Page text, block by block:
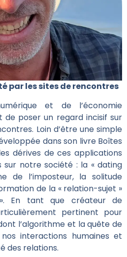
par les sites de rencontres
et de l’économie
poser un regard incisif sur
Loin d’être une simple
dans son livre Boîtes
dérives de ces applications
sur notre société : la « dating
de l’imposteur, la solitude
de la « relation-sujet »
En tant que créateur de
pertinent pour
l’algorithme et la quête de
interactions humaines et
des relations.